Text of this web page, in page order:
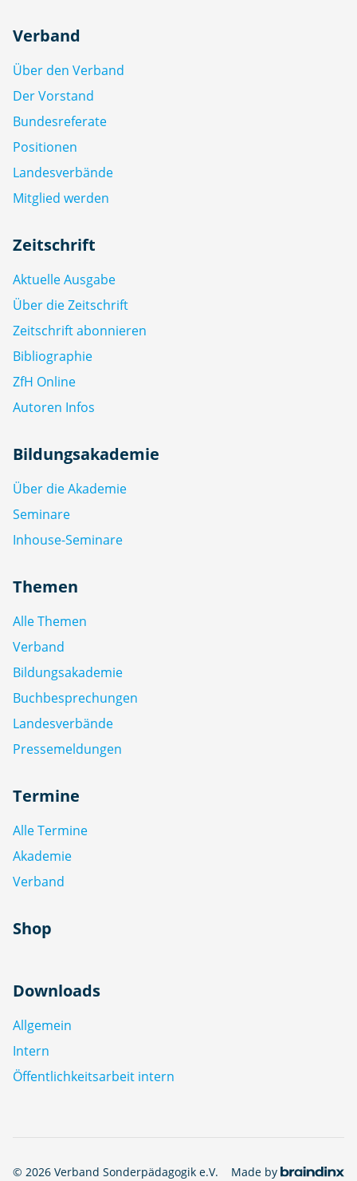
Verband
Über den Verband
Der Vorstand
Bundesreferate
Positionen
Landesverbände
Mitglied werden
Zeitschrift
Aktuelle Ausgabe
Über die Zeitschrift
Zeitschrift abonnieren
Bibliographie
ZfH Online
Autoren Infos
Bildungsakademie
Über die Akademie
Seminare
Inhouse-Seminare
Themen
Alle Themen
Verband
Bildungsakademie
Buchbesprechungen
Landesverbände
Pressemeldungen
Termine
Alle Termine
Akademie
Verband
Shop
Downloads
Allgemein
Intern
Öffentlichkeitsarbeit intern
© 2026 Verband Sonderpädagogik e.V. Made by